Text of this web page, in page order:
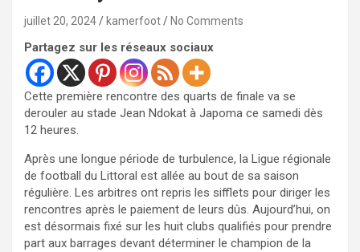
juillet 20, 2024 kamerfoot No Comments
Partagez sur les réseaux sociaux
Cette première rencontre des quarts de finale va se
derouler au stade Jean Ndokat à Japoma ce samedi dès
12 heures.
Après une longue période de turbulence, la Ligue régionale
de football du Littoral est allée au bout de sa saison
régulière. Les arbitres ont repris les sifflets pour diriger les
rencontres après le paiement de leurs dûs. Aujourd’hui, on
est désormais fixé sur les huit clubs qualifiés pour prendre
part aux barrages devant déterminer le champion de la